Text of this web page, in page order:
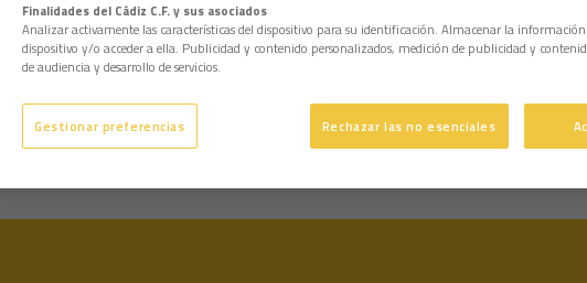
Edad 20 años
Diestro
Finalidades del Cádiz C.F. y sus asociados
Analizar activamente las características del dispositivo para su identificación. Almacenar la
dispositivo y/o acceder a ella. Publicidad y contenido personalizados, medición de publicidad y
de audiencia y desarrollo de servicios.
Gestionar preferencias Rechazar las no esenciales